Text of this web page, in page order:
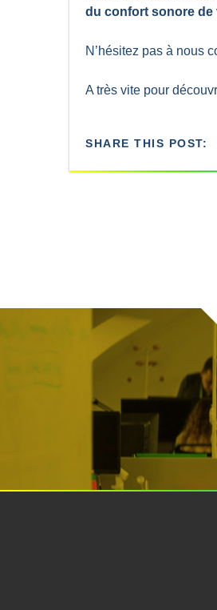
du confort sonore
N’hésitez pas à nous
A très vite pour
SHARE THIS POST: